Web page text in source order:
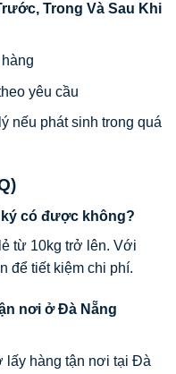
Trong Và Sau Khi
yêu cầu
nếu phát sinh trong quá
có được không?
từ 10kg trở lên. Với
để tiết kiệm chi phí.
nơi ở Đà Nẵng
lấy hàng tận nơi tại Đà